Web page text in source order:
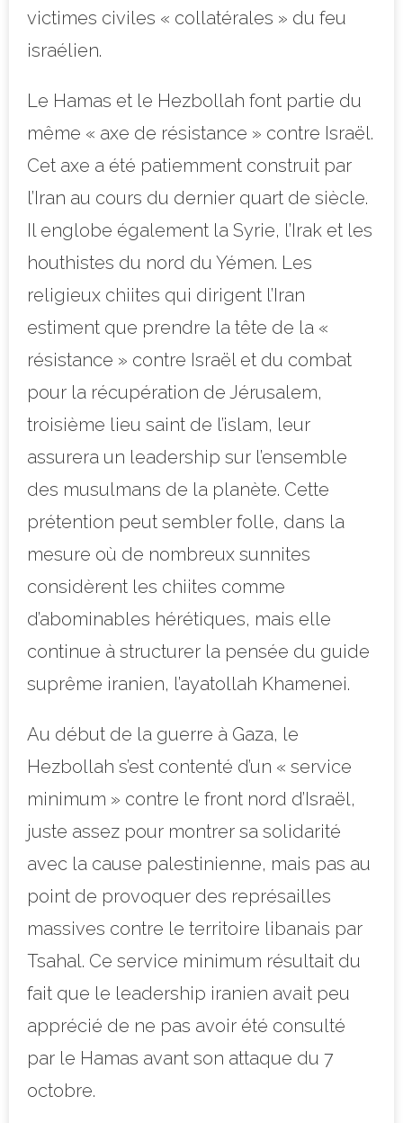
victimes civiles « collatérales » du feu
israélien.
Le Hamas et le Hezbollah font partie du
même « axe de résistance » contre Israël.
Cet axe a été patiemment construit par
l’Iran au cours du dernier quart de siècle.
Il englobe également la Syrie, l’Irak et les
houthistes du nord du Yémen. Les
religieux chiites qui dirigent l’Iran
estiment que prendre la tête de la «
résistance » contre Israël et du combat
pour la récupération de Jérusalem,
troisième lieu saint de l’islam, leur
assurera un leadership sur l’ensemble
des musulmans de la planète. Cette
prétention peut sembler folle, dans la
mesure où de nombreux sunnites
considèrent les chiites comme
d’abominables hérétiques, mais elle
continue à structurer la pensée du guide
suprême iranien, l’ayatollah Khamenei.
Au début de la guerre à Gaza, le
Hezbollah s’est contenté d’un « service
minimum » contre le front nord d’Israël,
juste assez pour montrer sa solidarité
avec la cause palestinienne, mais pas au
point de provoquer des représailles
massives contre le territoire libanais par
Tsahal. Ce service minimum résultait du
fait que le leadership iranien avait peu
apprécié de ne pas avoir été consulté
par le Hamas avant son attaque du 7
octobre.